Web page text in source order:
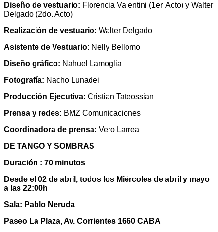
Diseño de vestuario: Florencia Valentini (1er. Acto) y Walter
Delgado (2do. Acto)
Realización de vestuario: Walter Delgado
Asistente de Vestuario: Nelly Bellomo
Diseño gráfico: Nahuel Lamoglia
Fotografía: Nacho Lunadei
Producción Ejecutiva: Cristian Tateossian
Prensa y redes: BMZ Comunicaciones
Coordinadora de prensa: Vero Larrea
DE TANGO Y SOMBRAS
Duración : 70 minutos
Desde el 02 de abril, todos los Miércoles de abril y mayo
a las 22:00h
Sala: Pablo Neruda
Paseo La Plaza, Av. Corrientes 1660 CABA